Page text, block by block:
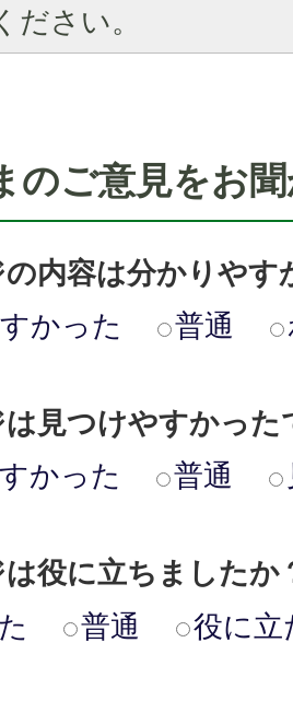
ださい。
のご意見をお
内容は分かりやす
かった
普通
見つけやすかった
かった
普通
役に立ちましたか
普通 役に立